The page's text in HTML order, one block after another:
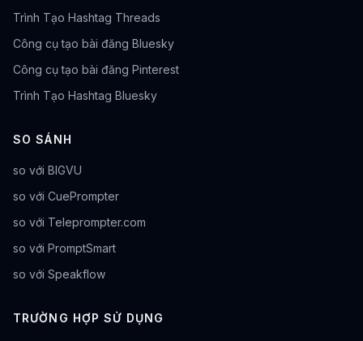
Trình Tạo Hashtag Threads
Công cụ tạo bài đăng Bluesky
Công cụ tạo bài đăng Pinterest
Trình Tạo Hashtag Bluesky
SO SÁNH
so với BIGVU
so với CuePrompter
so với Teleprompter.com
so với PromptSmart
so với Speakflow
TRƯỜNG HỢP SỬ DỤNG